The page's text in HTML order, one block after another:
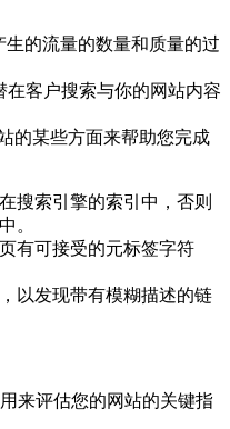
的流量的数量和质量的过
客户搜索与你的网站内容
的某些方面来帮助您完成
搜索引擎的索引中，否则
。
有可接受的元标签字符
以发现带有模糊描述的链
来评估您的网站的关键指